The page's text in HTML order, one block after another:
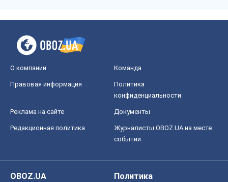
О компании Команда
Правовая информация
Политика
конфиденциальности
Реклама на сайте Документы
Редакционная политика
Журналисты OBOZ.UA на месте
событий
OBOZ.UA
Политика